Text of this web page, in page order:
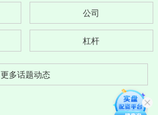
公司
杠杆
更多话题动态